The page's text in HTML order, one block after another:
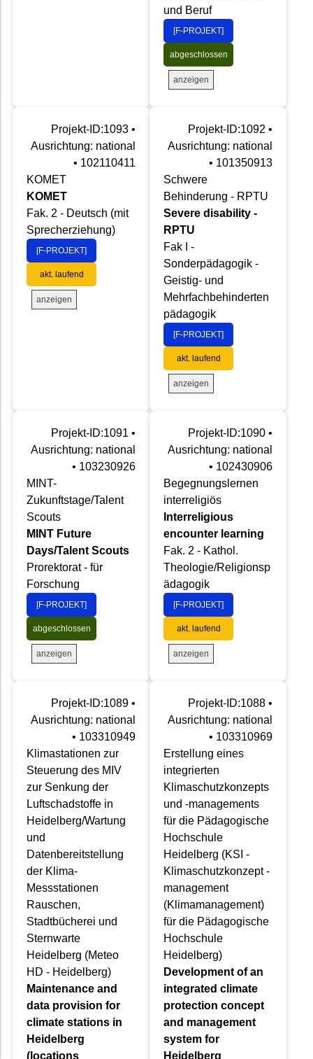
und Beruf
[F-PROJEKT]
abgeschlossen
anzeigen
Projekt-ID:1093 •
Ausrichtung: national
• 102110411
KOMET
KOMET
Fak. 2 - Deutsch (mit
Sprecherziehung)
[F-PROJEKT]
akt. laufend
anzeigen
Projekt-ID:1092 •
Ausrichtung: national
• 101350913
Schwere
Behinderung - RPTU
Severe disability -
RPTU
Fak I -
Sonderpädagogik -
Geistig- und
Mehrfachbehinderten
pädagogik
[F-PROJEKT]
akt. laufend
anzeigen
Projekt-ID:1091 •
Ausrichtung: national
• 103230926
MINT-
Zukunftstage/Talent
Scouts
MINT Future
Days/Talent Scouts
Prorektorat - für
Forschung
[F-PROJEKT]
abgeschlossen
anzeigen
Projekt-ID:1090 •
Ausrichtung: national
• 102430906
Begegnungslernen
interreligiös
Interreligious
encounter learning
Fak. 2 - Kathol.
Theologie/Religionsp
ädagogik
[F-PROJEKT]
akt. laufend
anzeigen
Projekt-ID:1089 •
Ausrichtung: national
• 103310949
Klimastationen zur
Steuerung des MIV
zur Senkung der
Luftschadstoffe in
Heidelberg/Wartung
und
Datenbereitstellung
der Klima-
Messstationen
Rauschen,
Stadtbücherei und
Sternwarte
Heidelberg (Meteo
HD - Heidelberg)
Maintenance and
data provision for
climate stations in
Heidelberg
(locations
Projekt-ID:1088 •
Ausrichtung: national
• 103310969
Erstellung eines
integrierten
Klimaschutzkonzepts
und -managements
für die Pädagogische
Hochschule
Heidelberg (KSI -
Klimaschutzkonzept -
management
(Klimamanagement)
für die Pädagogische
Hochschule
Heidelberg)
Development of an
integrated climate
protection concept
and management
system for
Heidelberg